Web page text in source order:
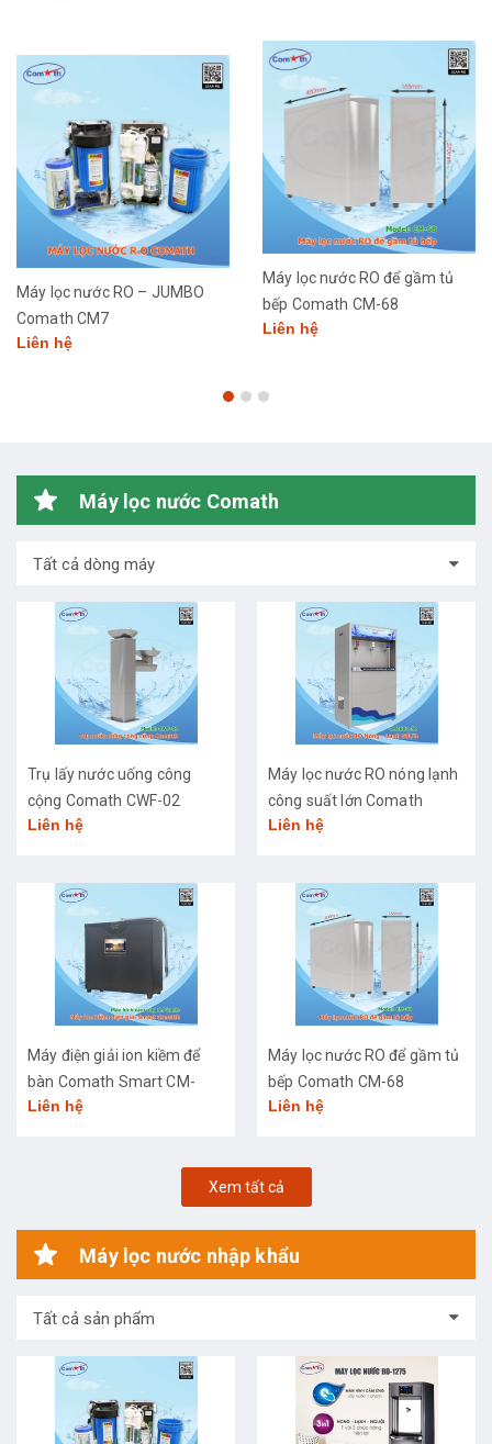
Máy lọc nước RO – JUMBO
Comath CM7
Liên hệ
Máy lọc nước RO để gầm tủ
bếp Comath CM-68
Liên hệ
Máy lọc nước Comath
Tất cả dòng máy
Trụ lấy nước uống công
cộng Comath CWF-02
Liên hệ
Máy lọc nước RO nóng lạnh
công suất lớn Comath
CM2681-50
Liên hệ
Máy điện giải ion kiềm để
bàn Comath Smart CM-
3668
Liên hệ
Máy lọc nước RO để gầm tủ
bếp Comath CM-68
Liên hệ
Xem tất cả
Máy lọc nước nhập khẩu
Tất cả sản phẩm